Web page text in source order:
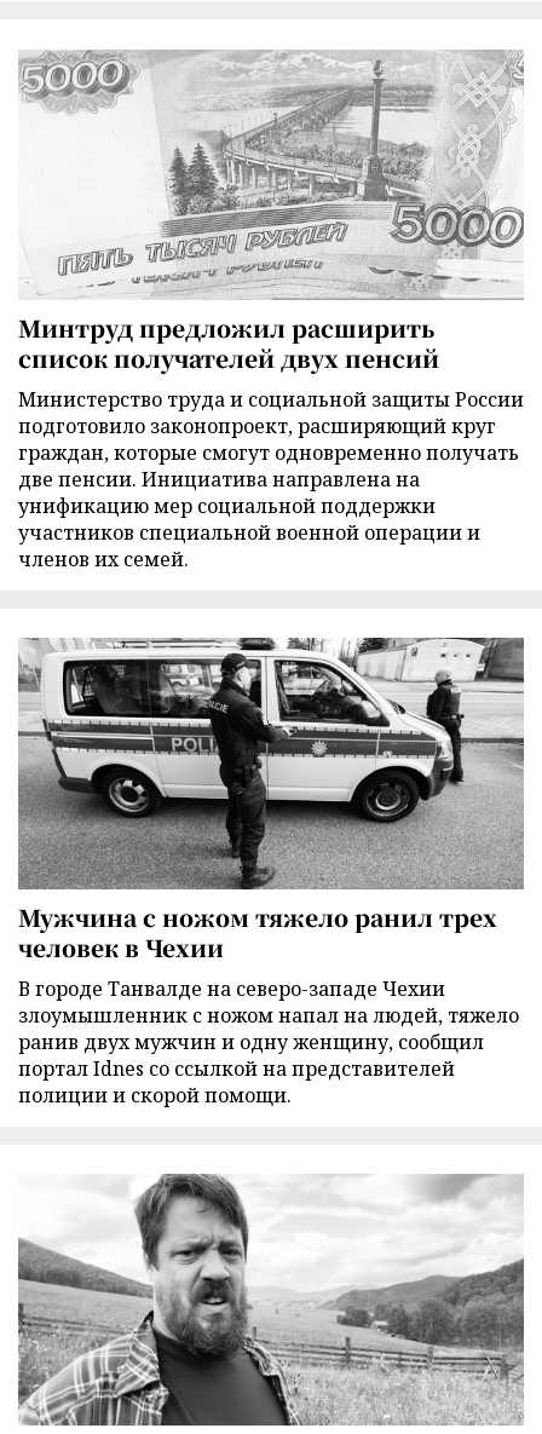
Минтруд предложил расширить
список получателей двух пенсий
Министерство труда и социальной защиты России
подготовило законопроект, расширяющий круг
граждан, которые смогут одновременно получать
две пенсии. Инициатива направлена на
унификацию мер социальной поддержки
участников специальной военной операции и
членов их семей.
Мужчина с ножом тяжело ранил трех
человек в Чехии
В городе Танвалде на северо-западе Чехии
злоумышленник с ножом напал на людей, тяжело
ранив двух мужчин и одну женщину, сообщил
портал Idnes со ссылкой на представителей
полиции и скорой помощи.